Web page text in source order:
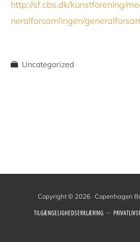
http://sf.cbs.dk/kunstforening/
neralforsamlingen/
Uncategorized
Copyright © 2026 · Copenhagen
TILGÆNGELIGHEDSERKLÆRING